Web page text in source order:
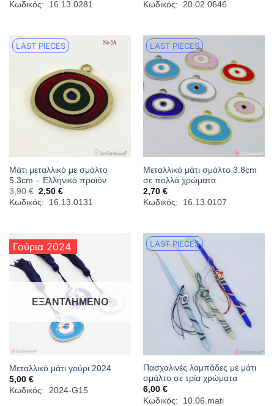
Κωδικός: 16.13.0281
2,00 €
Κωδικός: 20.02.0646
LAST PIECES
Μάτι μεταλλικό με σμάλτο
5.3cm – Ελληνικό προϊόν
3,90€ Original
price
was:
2,50 €Η
τρέχουσα
τιμή
Κωδικός: 16.13.0131
LAST PIECES
Μεταλλικό μάτι σμάλτο 3.8cm
σε πολλά χρώματα
2,70 €
Κωδικός: 16.13.0107
Γούρια 2024
ΕΞΑΝΤΛΗΜΈΝΟ
Μεταλλικό μάτι γούρι 2024
5,00 €
Κωδικός: 2024-G15
LAST PIECES
Πασχαλινές λαμπάδες με μάτι
σμάλτο σε τρία χρώματα
6,00 €
Κωδικός: 10.06.mati